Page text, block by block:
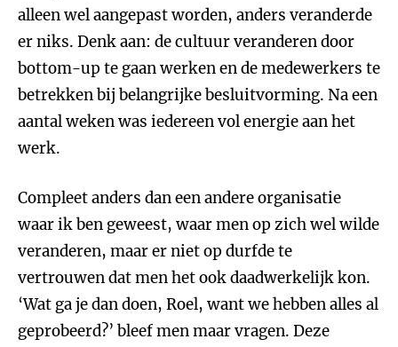
alleen wel aangepast worden, anders veranderde
er niks. Denk aan: de cultuur veranderen door
bottom-up te gaan werken en de medewerkers te
betrekken bij belangrijke besluitvorming. Na een
aantal weken was iedereen vol energie aan het
werk.
Compleet anders dan een andere organisatie
waar ik ben geweest, waar men op zich wel wilde
veranderen, maar er niet op durfde te
vertrouwen dat men het ook daadwerkelijk kon.
‘Wat ga je dan doen, Roel, want we hebben alles al
geprobeerd?’ bleef men maar vragen. Deze